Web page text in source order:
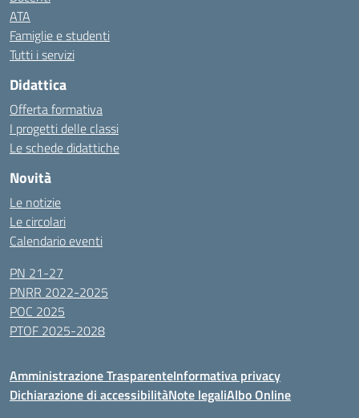
ATA
Famiglie e studenti
Tutti i servizi
Didattica
Offerta formativa
I progetti delle classi
Le schede didattiche
Novità
Le notizie
Le circolari
Calendario eventi
PN 21-27
PNRR 2022-2025
POC 2025
PTOF 2025-2028
Amministrazione TrasparenteInformativa privacy
Dichiarazione di accessibilitàNote legaliAlbo Online